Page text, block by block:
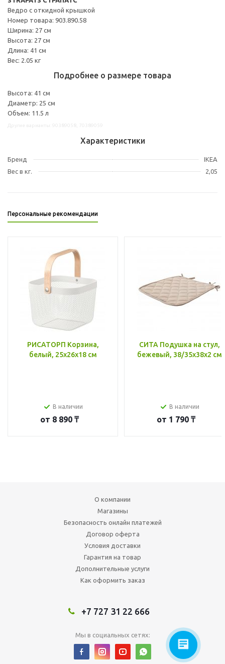
Ведро с откидной крышкой
Номер товара: 903.890.58
Ширина: 27 см
Высота: 27 см
Длина: 41 см
Вес: 2.05 кг
Подробнее о размере товара
Высота: 41 см
Диаметр: 25 см
Объем: 11.5 л
Характеристики
Бренд
IKEA
Вес в кг.
2,05
Персональные рекомендации
РИСАТОРП Корзина,
белый, 25x26x18 см
В наличии
от 8 890 ₸
СИТА Подушка на стул,
бежевый, 38/35x38x2 см
В наличии
от 1 790 ₸
О компании
Магазины
Безопасность онлайн платежей
Договор оферта
Условия доставки
Гарантия на товар
Дополнительные услуги
Как оформить заказ
+7 727 31 22 666
Мы в социальных сетях: